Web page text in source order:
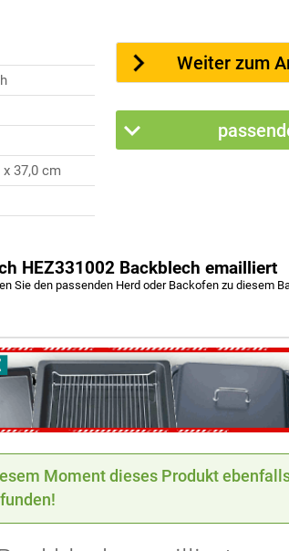
x 37,0 cm
Weiter zum
HEZ331002 Backblech emailliert
Sie den passenden Herd oder Backofen zu diesem
Moment dieses Produkt